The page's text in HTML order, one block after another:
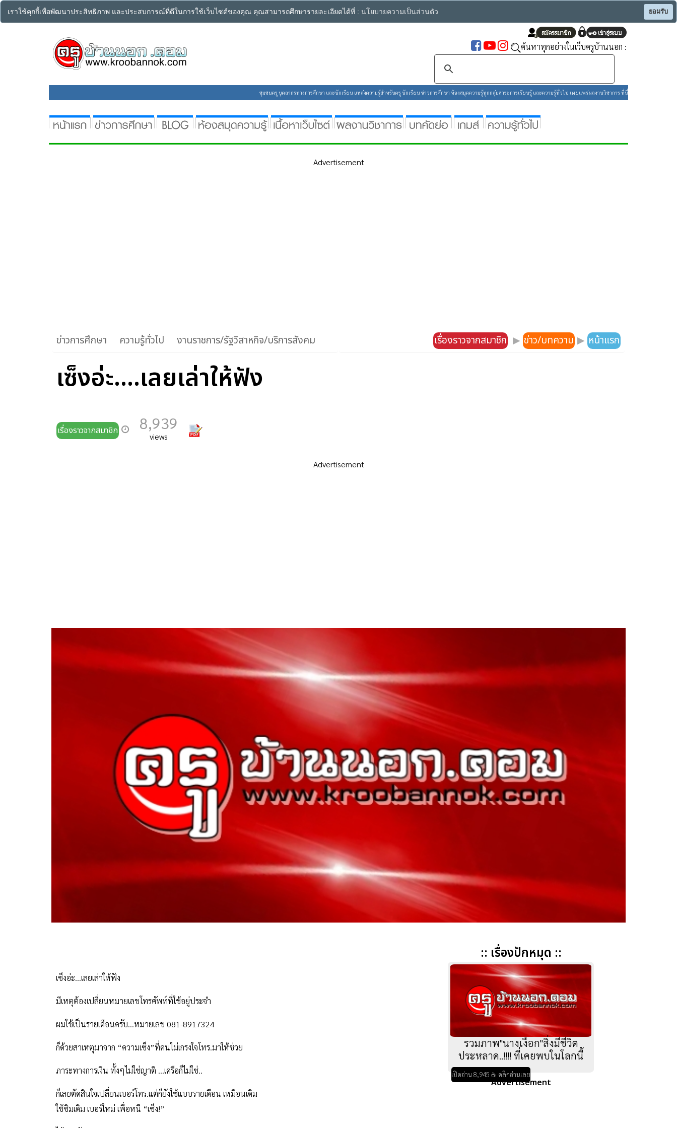
เราใช้คุกกี้เพื่อพัฒนาประสิทธิภาพ และประสบการณ์ที่ดีในการใช้เว็บไซต์ของคุณ คุณสามารถศึกษารายละเอียดได้ที่ : นโยบายความเป็นส่วนตัว ยอมรับ
ค้นหาทุกอย่างในเว็บครูบ้านนอก :
ชุมชนครู บุคลากรทางการศึกษา และนักเรียน แหล่งความรู้สำหรับครู นักเรียน ข่าวการศึกษา ห้องสมุดความรู้ทุกกลุ่มสาระการเรียนรู้ และความรู้ทั่วไป เผยแพร่ผลงานวิชาการ ที่นี่
Advertisement
ข่าวการศึกษา ความรู้ทั่วไป งานราชการ/รัฐวิสาหกิจ/บริการสังคม เรื่องราวจากสมาชิก ▶ ข่าว/บทความ ▶ หน้าแรก
เซ็งอ่ะ....เลยเล่าให้ฟัง
เรื่องราวจากสมาชิก 8,939
views
Advertisement
เซ็งอ่ะ...เลยเล่าให้ฟัง
มีเหตุต้องเปลี่ยนหมายเลขโทรศัพท์ที่ใช้อยู่ประจำ
ผมใช้เป็นรายเดือนครับ...หมายเลข 081-8917324
ก็ด้วยสาเหตุมาจาก “ความเซ็ง”ที่คนไม่เกรงใจโทร.มาให้ช่วย
ภาระทางการเงิน ทั้งๆไม่ใช่ญาติ ...เครือก็ไม่ใช่..
ก็เลยตัดสินใจเปลี่ยนเบอร์โทร.แต่ก็ยังใช้แบบรายเดือน เหมือนเดิม
ใช้ซิมเดิม เบอร์ใหม่ เพื่อหนี “เซ็ง!”
:: เรื่องปักหมุด ::
รวมภาพ"นางเงือก"สิ่งมีชีวิต
ประหลาด..!!!! ที่เคยพบในโลกนี้
เปิดอ่าน 8,945 ☕ คลิกอ่านเลย
Advertisement